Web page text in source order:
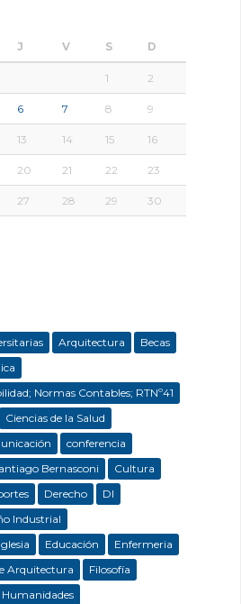
J V S D
1 2
6 7 8 9
13 14 15 16
20 21 22 23
27 28 29 30
Arquitectura
Becas
Normas Contables; RTNº41
Ciencias de la Salud
conferencia
Bernasconi
Cultura
Derecho
DI
Industrial
Educación
Enfermeria
Arquitectura
Filosofía
Humanidades